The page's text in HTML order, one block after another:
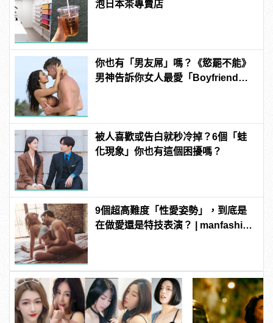
泡日本茶專賣店
你也有「男友屌」嗎？《慾罷不能》
男神告訴你女人最愛「Boyfriend
被人喜歡或告白就秒冷掉？6個「蛙
化現象」你也有這個困擾嗎？
9個超高難度「性愛姿勢」，到底是
在做愛還是特技表演？ | manfashion